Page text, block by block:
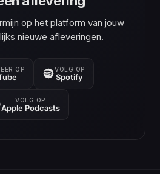
op het platform van jouw
nieuwe afleveringen.
OP VOLG OP
Spotify
VOLG OP
Apple Podcasts